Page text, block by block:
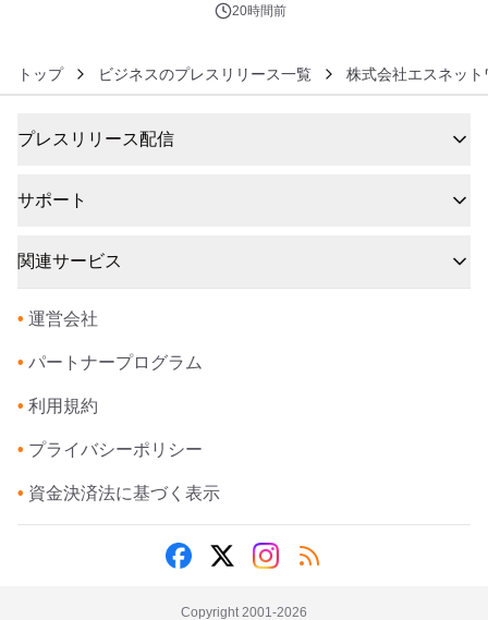
ぐっと豊かに
20時間前
トップ ビジネスのプレスリリース一覧 株式会社エスネッ
プレスリリース配信
サポート
関連サービス
• 運営会社
• パートナープログラム
• 利用規約
• プライバシーポリシー
• 資金決済法に基づく表示
Copyright 2001-2026